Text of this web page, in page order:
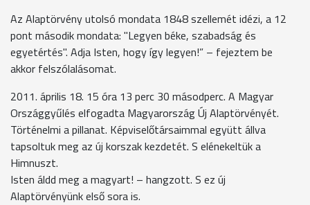
Az Alaptörvény utolsó mondata 1848 szellemét idézi, a 12
pont második mondata: "Legyen béke, szabadság és
egyetértés". Adja Isten, hogy így legyen!” – fejeztem be
akkor felszólalásomat.
2011. április 18. 15 óra 13 perc 30 másodperc. A Magyar
Országgyűlés elfogadta Magyarország Új Alaptörvényét.
Történelmi a pillanat. Képviselőtársaimmal együtt állva
tapsoltuk meg az új korszak kezdetét. S elénekeltük a
Himnuszt.
Isten áldd meg a magyart! – hangzott. S ez új
Alaptörvényünk első sora is.